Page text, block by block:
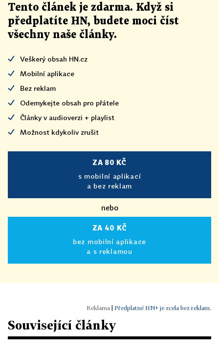
Tento článek je zdarma. Když si
předplatíte HN, budete moci číst
všechny naše články.
Veškerý obsah HN.cz
Mobilní aplikace
Bez reklam
Odemykejte obsah pro přátele
Články v audioverzi + playlist
Možnost kdykoliv zrušit
ZA 80 KČ
s mobilní aplikací
a bez reklam
nebo
ZA 40 KČ
bez mobilní aplikace
a s reklamou
Předplatné HN+ je zcela bez reklam.
Související články